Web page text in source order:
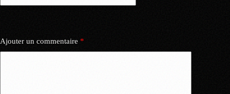
Ajouter un commentaire *